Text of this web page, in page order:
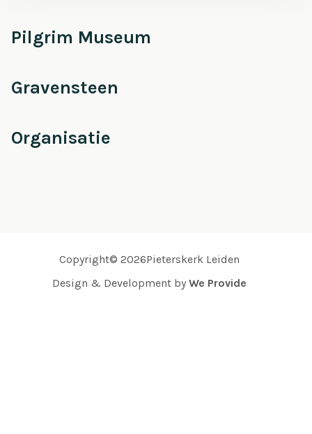
Pilgrim Museum
Gravensteen
Organisatie
Copyright© 2026Pieterskerk Leiden
Design & Development by We Provide